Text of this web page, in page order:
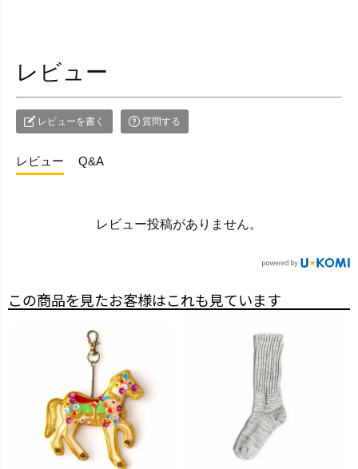
レビュー
レビューを書く 質問する
レビュー Q&A
レビュー投稿がありません。
この商品を見たお客様はこれも見ています